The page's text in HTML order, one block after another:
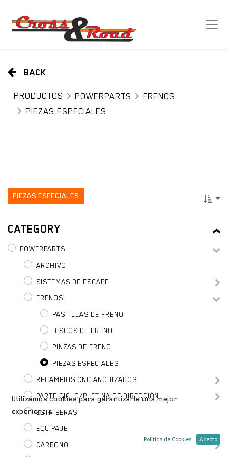
BACK
PRODUCTOS POWERPARTS
FRENOS
PIEZAS ESPECIALES
PIEZAS ESPECIALES
CATEGORY
POWERPARTS
ARCHIVO
SISTEMAS DE ESCAPE
FRENOS
PASTILLAS DE FRENO
DISCOS DE FRENO
PINZAS DE FRENO
PIEZAS ESPECIALES
RECAMBIOS CNC ANODIZADOS
PARTE CICLO/PLETINA DE DIRECCIÓN
ESTRIBERAS
EQUIPAJE
CARBONO
Utilizamos cookies para garantizarle una mejor
experiencia.
Política de Cookies Acepto